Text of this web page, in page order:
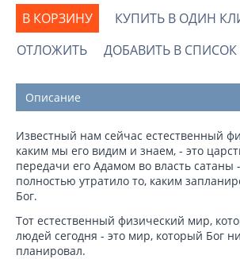
В КОРЗИНУ
КУПИТЬ В ОДИН
ОТЛОЖИТЬ
ДОБАВИТЬ В
Описание
Известный нам сейчас естественный
каким мы его видим и знаем, - это
передачи его Адамом во власть сатаны
полностью утратило то, каким
Бог.
Тот естественный физический мир,
людей сегодня - это мир, который Бог
планировал.